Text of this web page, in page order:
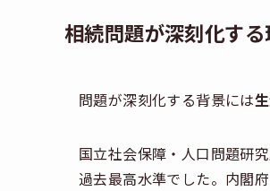
相続問題が深刻化する
問題が深刻化する背景には
国立社会保障・人口問題研
過去最高水準でした。内閣